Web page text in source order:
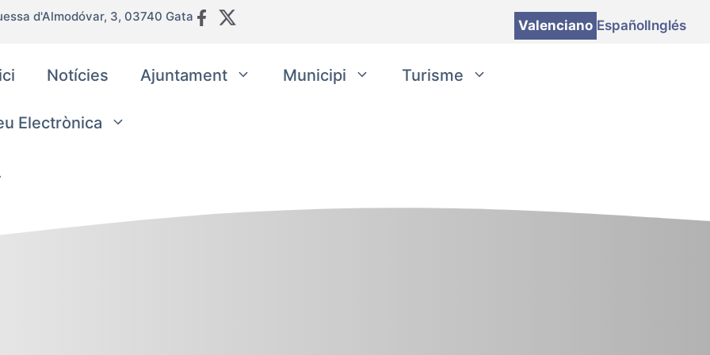
d'Almodóvar, 3, 03740 Gata
Valenciano EspañolInglés
Notícies Ajuntament Municipi Turisme
Electrònica